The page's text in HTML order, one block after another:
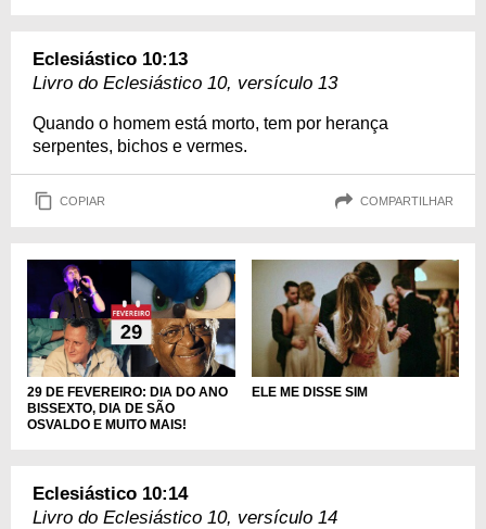
Eclesiástico 10:13
Livro do Eclesiástico 10, versículo 13
Quando o homem está morto, tem por herança
serpentes, bichos e vermes.
COPIAR COMPARTILHAR
29 DE FEVEREIRO: DIA DO ANO
BISSEXTO, DIA DE SÃO
OSVALDO E MUITO MAIS!
ELE ME DISSE SIM
Eclesiástico 10:14
Livro do Eclesiástico 10, versículo 14